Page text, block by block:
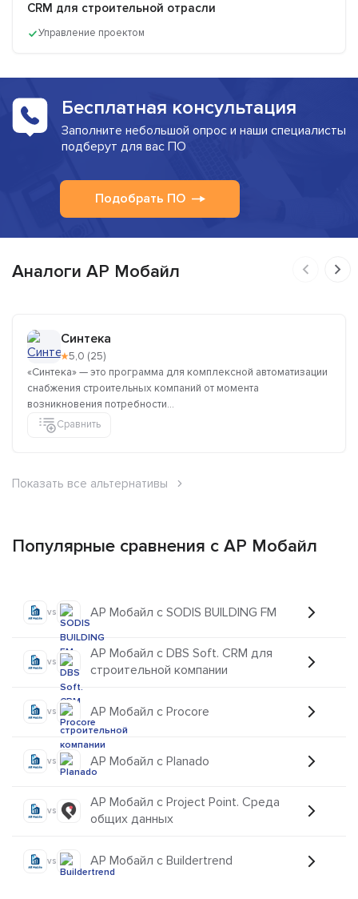
CRM для строительной отрасли
Управление проектом
Бесплатная консультация
Заполните небольшой опрос и наши специалисты
подберут для вас ПО
Подобрать ПО
Аналоги АР Мобайл
Синтека
★5,0 (25)
«Синтека» — это программа для комплексной автоматизации
снабжения строительных компаний от момента
возникновения потребности...
Сравнить
Показать все альтернативы
Популярные сравнения с АР Мобайл
vs АР Мобайл с SODIS BUILDING FM
vs
АР Мобайл с DBS Soft. CRM для
строительной компании
vs АР Мобайл с Procore
vs АР Мобайл с Planado
vs
АР Мобайл с Project Point. Среда
общих данных
vs АР Мобайл с Buildertrend